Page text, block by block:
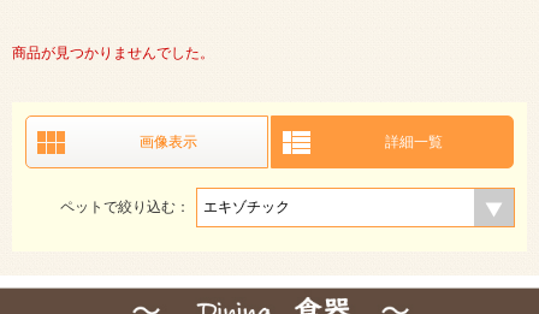
商品が見つかりませんでした。
画像表示 詳細一覧
ペットで絞り込む：